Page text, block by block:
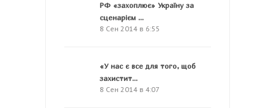
РФ «захоплює» Україну за
сценарієм ...
8 Сен 2014 в 6:55
«У нас є все для того, щоб
захистит...
8 Сен 2014 в 4:07